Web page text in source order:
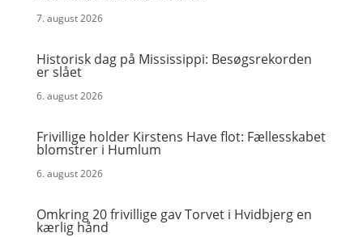
7. august 2026
Historisk dag på Mississippi: Besøgsrekorden
er slået
6. august 2026
Frivillige holder Kirstens Have flot: Fællesskabet
blomstrer i Humlum
6. august 2026
Omkring 20 frivillige gav Torvet i Hvidbjerg en
kærlig hånd